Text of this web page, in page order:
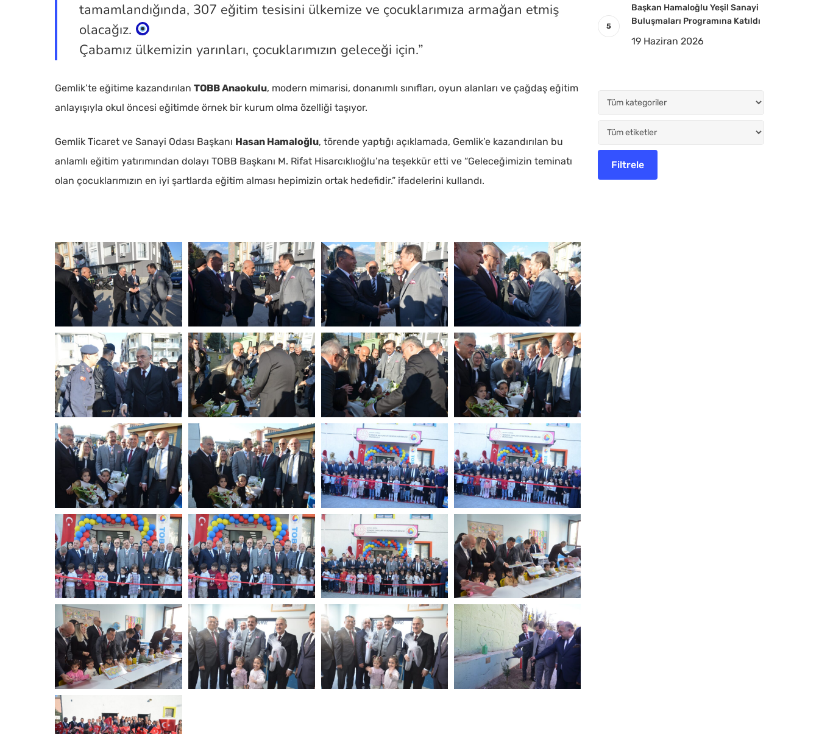
tamamlandığında, 307 eğitim tesisini ülkemize ve çocuklarımıza armağan etmiş
olacağız.
Çabamız ülkemizin yarınları, çocuklarımızın geleceği için.”
Gemlik’te eğitime kazandırılanTOBB Anaokulu, modern mimarisi, donanımlı sınıfları, oyun alanları ve çağdaş eğitim
anlayışıyla okul öncesi eğitimde örnek bir kurum olma özelliği taşıyor.
Gemlik Ticaret ve Sanayi Odası Başkanı Hasan Hamaloğlu, törende yaptığı açıklamada, Gemlik’e kazandırılan bu
anlamlı eğitim yatırımından dolayı TOBB Başkanı M. Rifat Hisarcıklıoğlu’na teşekkür etti ve “Geleceğimizin teminatı
olan çocuklarımızın en iyi şartlarda eğitim alması hepimizin ortak hedefidir.” ifadelerini kullandı.
DSC_6734-
min
DSC_6738-
min
DSC_6741-
min
DSC_6748-
min
DSC_6770-
min
DSC_6776-
min
DSC_6781-
min
DSC_6787-
min
DSC_6805-
min
DSC_6814-
min
DSC_6850-
min
DSC_6854-
min
DSC_6868-
min
DSC_6869-
min
DSC_6877-
min
DSC_6909-
min
DSC_6911-
min
DSC_6937-
min
DSC_6941-
min
DSC_6951-
min
min
Başkan Hamaloğlu Yeşil Sanayi
Buluşmaları Programına Katıldı
19 Haziran 2026